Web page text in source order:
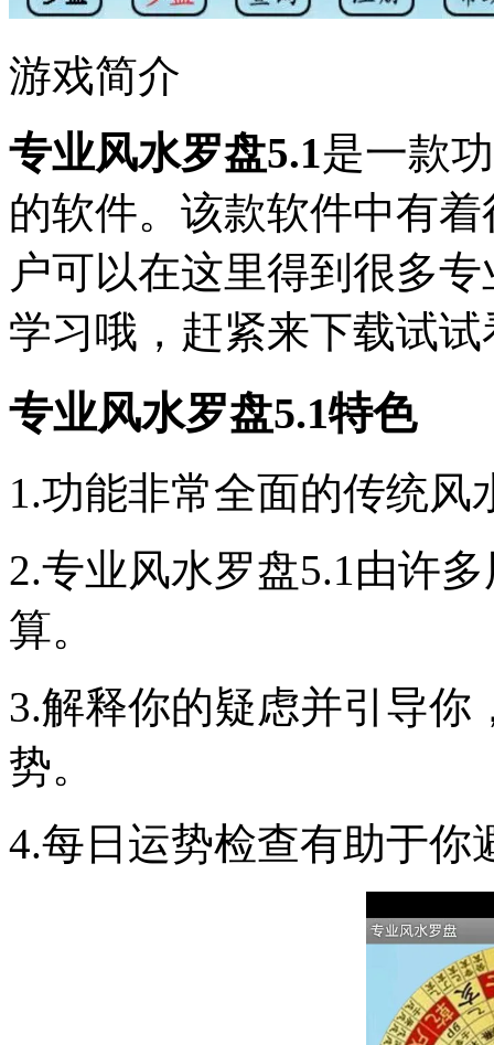
游戏简介
专业风水罗盘5.1是一款
的软件。该款软件中有
户可以在这里得到很多
学习哦，赶紧来下载试试
专业风水罗盘5.1特色
1.功能非常全面的传统
2.专业风水罗盘5.1由许
算。
3.解释你的疑虑并引导你
势。
4.每日运势检查有助于你